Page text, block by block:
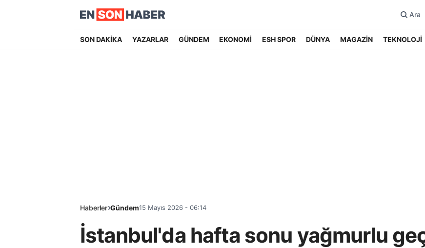
Ara
SON DAKİKA YAZARLAR GÜNDEM EKONOMİ ESH SPOR DÜNYA MAGAZİN TEKNOLOJİ
Haberler Gündem15 Mayıs 2026 - 06:14
İstanbul'da hafta sonu yağmurlu